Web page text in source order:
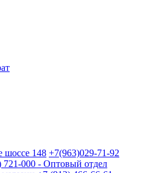
шоссе 148 +7(963)029-71-92
721-000 - Оптовый отдел